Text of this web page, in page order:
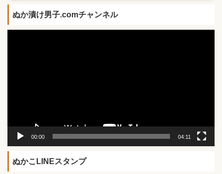
ぬか漬け男子.comチャンネル
00:00 04:11
ぬかこLINEスタンプ